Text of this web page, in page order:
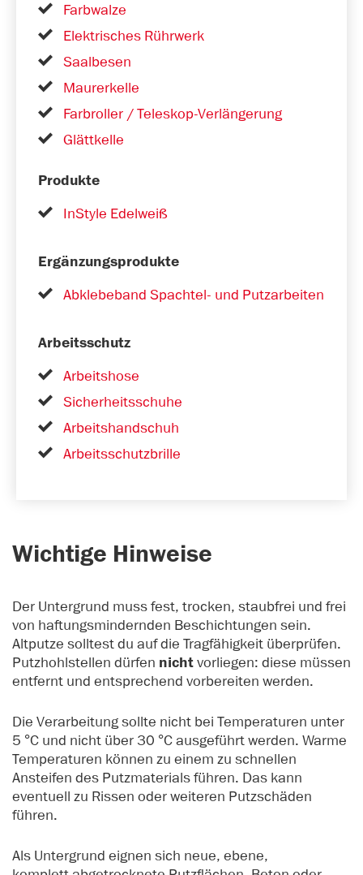
Farbwalze
Elektrisches Rührwerk
Saalbesen
Maurerkelle
Farbroller / Teleskop-Verlängerung
Glättkelle
Produkte
InStyle Edelweiß
Ergänzungsprodukte
Abklebeband Spachtel- und Putzarbeiten
Arbeitsschutz
Arbeitshose
Sicherheitsschuhe
Arbeitshandschuh
Arbeitsschutzbrille
Wichtige Hinweise
Der Untergrund muss fest, trocken, staubfrei und frei
von haftungsmindernden Beschichtungen sein.
Altputze solltest du auf die Tragfähigkeit überprüfen.
Putzhohlstellen dürfen nichtvorliegen: diese müssen
entfernt und entsprechend vorbereiten werden.
Die Verarbeitung sollte nicht bei Temperaturen unter
5 °C und nicht über 30 °C ausgeführt werden. Warme
Temperaturen können zu einem zu schnellen
Ansteifen des Putzmaterials führen. Das kann
eventuell zu Rissen oder weiteren Putzschäden
führen.
Als Untergrund eignen sich neue, ebene,